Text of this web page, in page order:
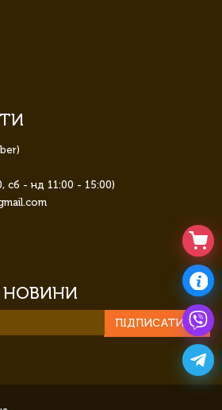
сб - нд 11:00 - 15:00)
НОВИНИ
ПІДПИСАТИСЯ